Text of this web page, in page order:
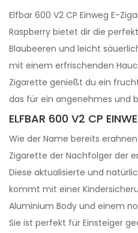
Elfbar 600 V2 CP Einweg E-
Raspberry bietet dir die
Blaubeeren und leicht
mit einem erfrischenden
Zigarette genießt du ein
das für ein angenehmes und
ELFBAR 600 V2 CP
Wie der Name bereits
Zigarette der Nachfolger der
Diese aktualisierte und
kommt mit einer
Aluminium Body und einem
Sie ist perfekt für Einsteiger